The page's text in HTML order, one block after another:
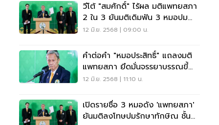
วีโต้ "สมศักดิ์" ไร้ผล มติแพทยสภา
2 ใน 3 ยันมติเดิมฟัน 3 หมอปม
ทักษิณ
12 มิ.ย. 2568 | 09:00 น.
คำต่อคำ "หมอประสิทธิ์" แถลงมติ
แพทยสภา ยึดมั่นจรรยาบรรณขี้
ขาดคดีชั้น 14
12 มิ.ย. 2568 | 11:10 น.
เปิดรายชื่อ 3 หมอดัง 'แพทยสภา'
ยันมติลงโทษปมรักษาทักษิณ ชั้น